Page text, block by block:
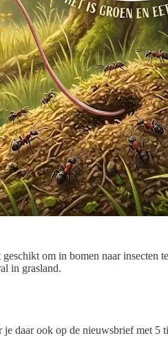
om in bomen naar insecten
in grasland.
daar ook op de nieuwsbrief met 5